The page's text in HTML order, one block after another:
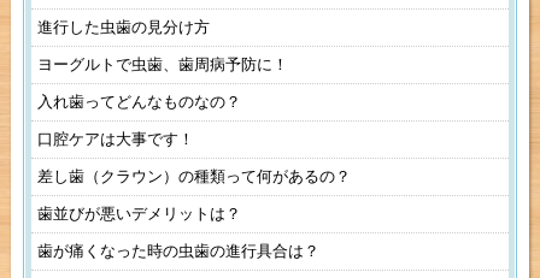
進行した虫歯の見分け方
ヨーグルトで虫歯、歯周病予防に！
入れ歯ってどんなものなの？
口腔ケアは大事です！
差し歯（クラウン）の種類って何があるの？
歯並びが悪いデメリットは？
歯が痛くなった時の虫歯の進行具合は？